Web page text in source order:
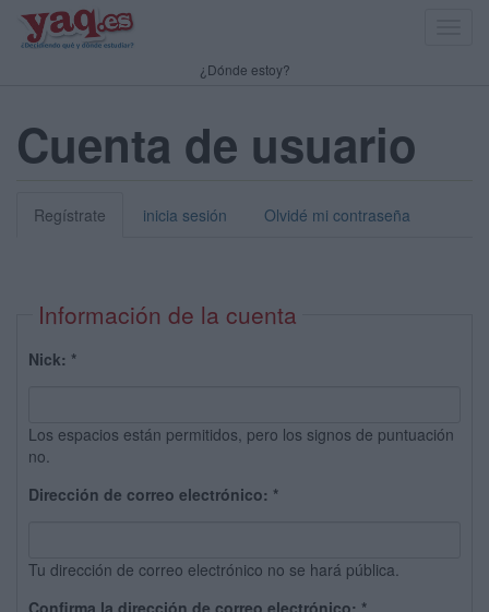
¿Dónde estoy?
Cuenta de usuario
Regístrate inicia sesión Olvidé mi contraseña
Información de la cuenta
Nick: *
Los espacios están permitidos, pero los signos de puntuación
no.
Dirección de correo electrónico: *
Tu dirección de correo electrónico no se hará pública.
Confirma la dirección de correo electrónico: *